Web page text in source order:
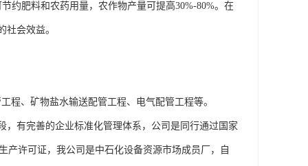
约肥料和农药用量，农作物产量可提高30%-80%。在
会效益。
程、矿物盐水输送配管工程、电气配管工程等。
有完善的企业标准化管理体系，公司是同行通过国家
产许可证，我公司是中石化设备资源市场成员厂，自